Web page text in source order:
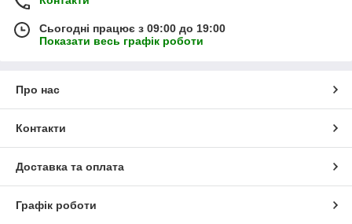
Сьогодні працює з 09:00 до 19:00
Показати весь графік роботи
Про нас
Контакти
Доставка та оплата
Графік роботи